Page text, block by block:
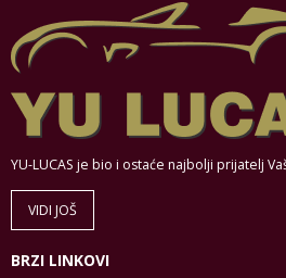
YU-LUCAS je bio i ostaće najbolji prijatelj
VIDI JOŠ
BRZI LINKOVI